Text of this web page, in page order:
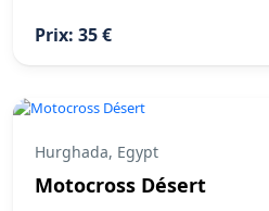
Prix: 35 €
Hurghada, Egypt
Motocross Désert